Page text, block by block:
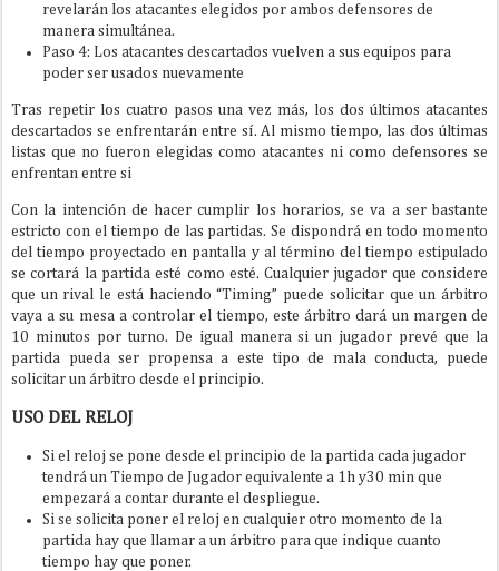
revelarán los atacantes elegidos por ambos defensores de
manera simultánea.
Paso 4: Los atacantes descartados vuelven a sus equipos para
poder ser usados nuevamente
Tras repetir los cuatro pasos una vez más, los dos últimos atacantes
descartados se enfrentarán entre sí. Al mismo tiempo, las dos últimas
listas que no fueron elegidas como atacantes ni como defensores se
enfrentan entre si
Con la intención de hacer cumplir los horarios, se va a ser bastante
estricto con el tiempo de las partidas. Se dispondrá en todo momento
del tiempo proyectado en pantalla y al término del tiempo estipulado
se cortará la partida esté como esté. Cualquier jugador que considere
que un rival le está haciendo “Timing” puede solicitar que un árbitro
vaya a su mesa a controlar el tiempo, este árbitro dará un margen de
10 minutos por turno. De igual manera si un jugador prevé que la
partida pueda ser propensa a este tipo de mala conducta, puede
solicitar un árbitro desde el principio.
USO DEL RELOJ
Si el reloj se pone desde el principio de la partida cada jugador
tendrá un Tiempo de Jugador equivalente a 1h y30 min que
empezará a contar durante el despliegue.
Si se solicita poner el reloj en cualquier otro momento de la
partida hay que llamar a un árbitro para que indique cuanto
tiempo hay que poner.